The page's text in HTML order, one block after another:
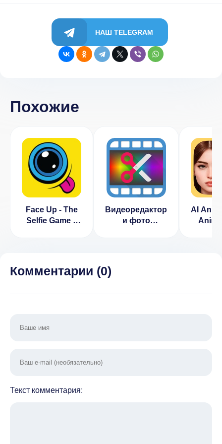
НАШ TELEGRAM
Похожие
Face Up - The
Selfie Game v
Видеоредактор
и фото
AI
Комментарии (0)
Текст комментария: